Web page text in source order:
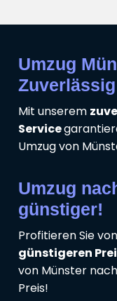
Umzug
Mit unserem
Service
Umzug von
Umzug
günstiger!
Profitieren Sie von
günstigeren
von Münster
Preis!